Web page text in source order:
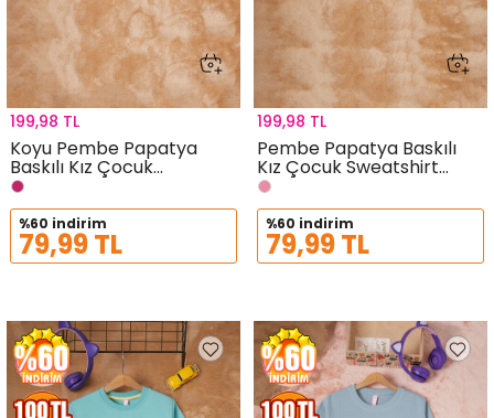
Koyu Pembe Papatya
Baskılı Kız Çocuk
Sweatshirt 16615
199,98 TL
%60 indirim
79,99 TL
Pembe Papatya Baskılı
Kız Çocuk Sweatshirt
16613
199,98 TL
%60 indirim
79,99 TL